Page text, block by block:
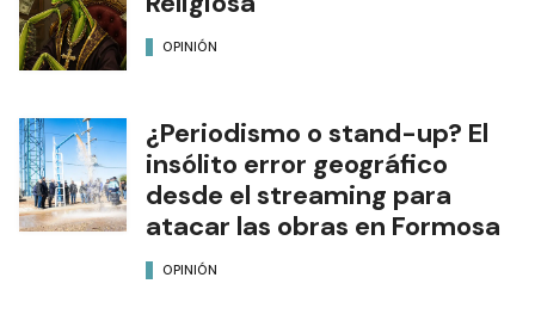
OPINIÓN
¿Periodismo o stand-up? El
insólito error geográfico
desde el streaming para
atacar las obras en Formosa
OPINIÓN